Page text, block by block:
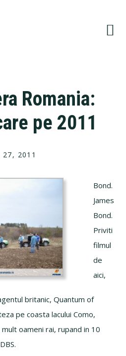
Romania:
pe 2011
27, 2011
Bond.
James
Bond.
Priviti
filmul
de
aici,
britanic, Quantum of
pe coasta lacului Como,
oameni rai, rupand in 10